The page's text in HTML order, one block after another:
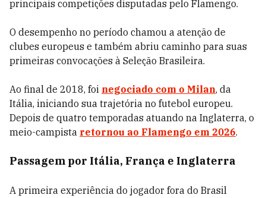
principais competições disputadas pelo Flamengo.
O desempenho no período chamou a atenção de
clubes europeus e também abriu caminho para suas
primeiras convocações à Seleção Brasileira.
Ao final de 2018, foi negociado com o Milan, da
Itália, iniciando sua trajetória no futebol europeu.
Depois de quatro temporadas atuando na Inglaterra, o
meio-campista retornou ao Flamengo em 2026.
Passagem por Itália, França e Inglaterra
A primeira experiência do jogador fora do Brasil